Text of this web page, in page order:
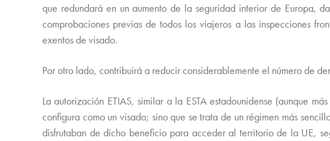
que redundará en un aumento de la seguridad interior de Europa,
comprobaciones previas de todos los viajeros a las inspecciones
exentos de visado.
Por otro lado, contribuirá a reducir considerablemente el número de
La autorización ETIAS, similar a la ESTA estadounidense (aunque
configura como un visado; sino que se trata de un régimen más
disfrutaban de dicho beneficio para acceder al territorio de la UE,